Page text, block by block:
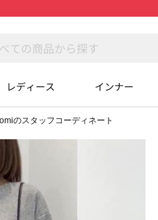
レディース インナー
のスタッフコーディネート